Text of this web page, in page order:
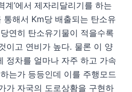
계’에서 제자리달리기를 하는
통해서 Km당 배출되는 탄소유
연히 탄소유기물이 적을수록
이고 연비가 높다. 물론 이 양
정차를 얼마나 자주 하고 가속
는가 등등인데 이를 주행모드
가 자국의 도로상황을 구현하